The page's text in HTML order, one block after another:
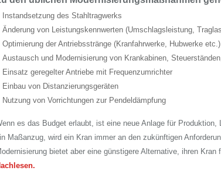
Instandsetzung des Stahltragwerks
Änderung von Leistungskennwerten (Umschlagsleistung,
Optimierung der Antriebsstränge (Kranfahrwerke, Hubwerke etc.)
Austausch und Modernisierung von Krankabinen,
Einsatz geregelter Antriebe mit Frequenzumrichter
Einbau von Distanzierungsgeräten
Nutzung von Vorrichtungen zur Pendeldämpfung
es das Budget erlaubt, ist eine neue Anlage für
Maßanzug, wird ein Kran immer an den zukünftigen
bietet aber eine günstigere Alternative, ihren